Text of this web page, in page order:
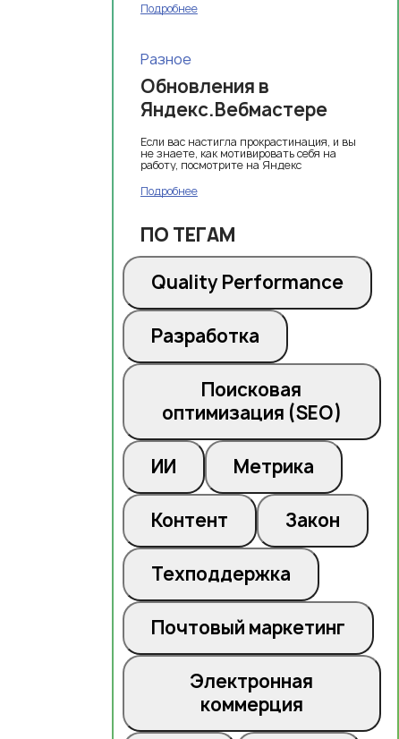
Подробнее
Разное
Обновления в
Яндекс.Вебмастере
Если вас настигла прокрастинация, и вы
не знаете, как мотивировать себя на
работу, посмотрите на Яндекс
Подробнее
ПО ТЕГАМ
Quality Performance
Разработка
Поисковая
оптимизация (SEO)
ИИ Метрика
Контент Закон
Техподдержка
Почтовый маркетинг
Электронная
коммерция